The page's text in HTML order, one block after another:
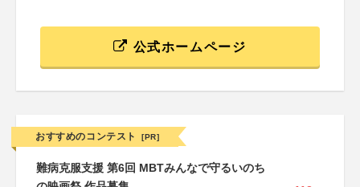
公式ホームページ
おすすめのコンテスト [PR]
難病克服支援 第6回 MBTみんなで守るいのち